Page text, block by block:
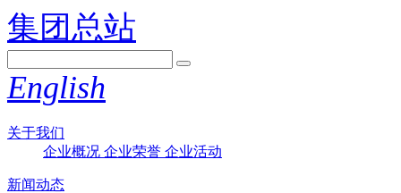
集团总站
English
关于我们
企业概况 企业荣誉 企业活动
新闻动态